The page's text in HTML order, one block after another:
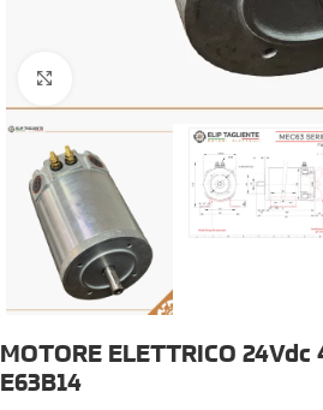
MOTORE ELETTRICO
E63B14